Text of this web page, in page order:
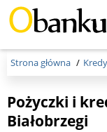
Menu
Strona główna
Pożyczki i
Białobrzegi